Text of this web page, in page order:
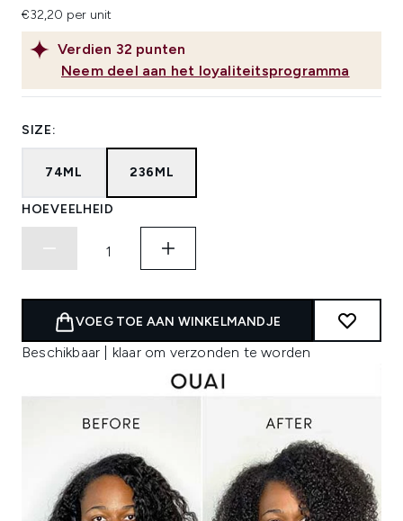
Verdien 32 punten
Neem deel aan het loyaliteitsprogramma
€32,20 per unit
SIZE:
74ML 236ML
HOEVEELHEID
VOEG TOE AAN WINKELMANDJE
Beschikbaar | klaar om verzonden te worden